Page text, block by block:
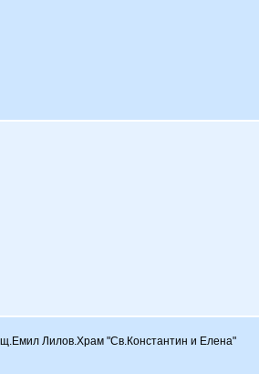
Лилов.Храм "Св.Константин и Елена"